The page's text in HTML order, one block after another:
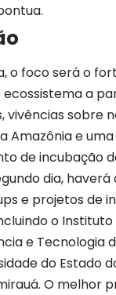
o foco será o
a
vivências sobre
Amazônia e
de incubação
dia,
e projetos de
o
e Tecnologia
do Estado
O melhor